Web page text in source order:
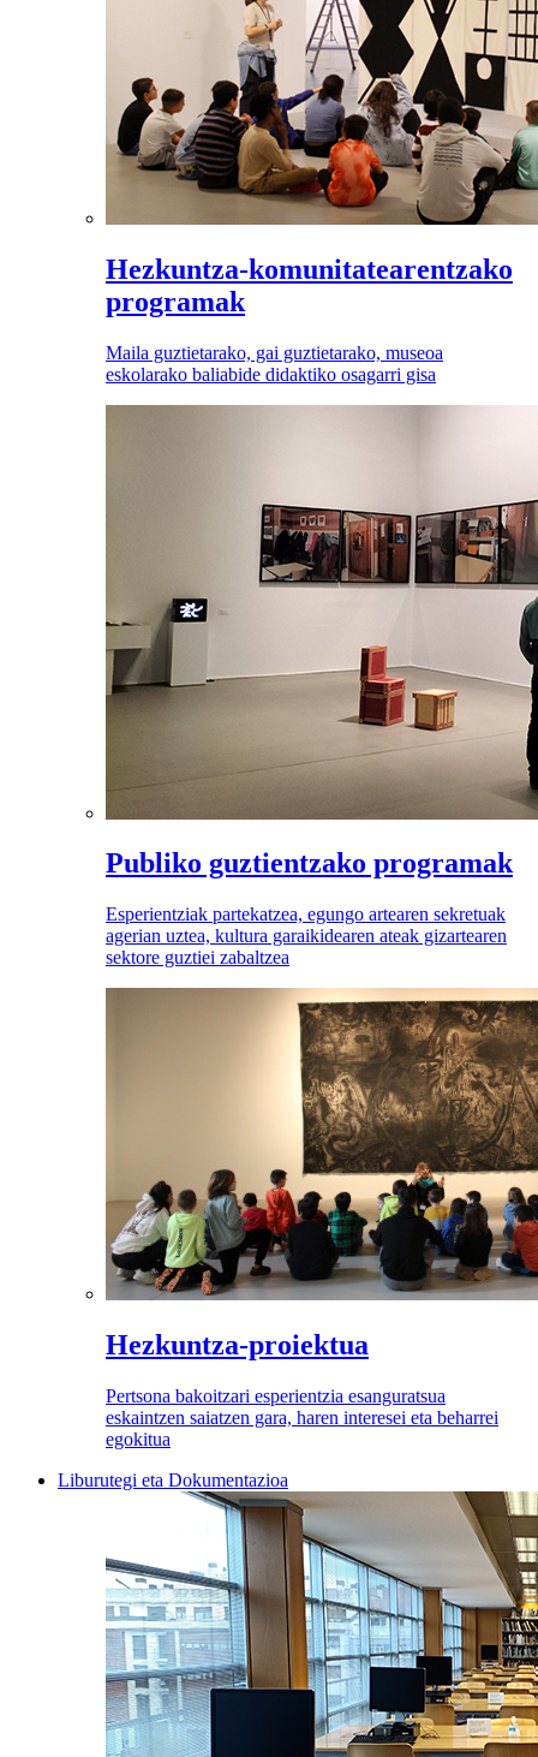
Hezkuntza-komunitatearentzako
programak
Maila guztietarako, gai guztietarako, museoa
eskolarako baliabide didaktiko osagarri gisa
Publiko guztientzako programak
Esperientziak partekatzea, egungo artearen sekretuak
agerian uztea, kultura garaikidearen ateak gizartearen
sektore guztiei zabaltzea
Hezkuntza-proiektua
Pertsona bakoitzari esperientzia esanguratsua
eskaintzen saiatzen gara, haren interesei eta beharrei
egokitua
Liburutegi eta Dokumentazioa